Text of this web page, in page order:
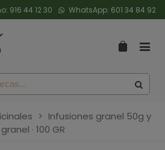
916 44 12 30 WhatsApp: 601 34 84 92
> Infusiones granel 50g y
· 100 GR